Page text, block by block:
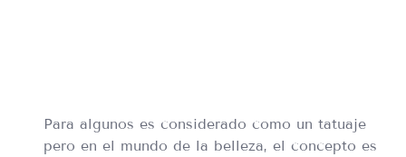
Para algunos es considerado como un tatuaje
pero en el mundo de la belleza, el concepto es